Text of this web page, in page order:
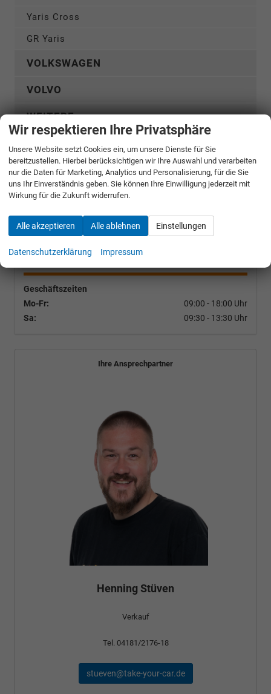
Yaris Cross
GR Yaris
VOLKSWAGEN
VOLVO
WEITERE
Konfigurator 2
take-your-car GmbH
D-21244Buchholz
Telefon:
04181/2176-0
E-Mail:
info@take-your-car.de
Geschäftszeiten
Mo-Fr:
09:00 - 18:00 Uhr
Sa:
09:30 - 13:30 Uhr
Ihre Ansprechpartner
Henning Stüven
Verkauf
Tel. 04181/2176-18
stueven@take-your-car.de
Wir respektieren Ihre Privatsphäre
Unsere Website setzt Cookies ein, um unsere Dienste für Sie
bereitzustellen. Hierbei berücksichtigen wir Ihre Auswahl und verarbeiten
nur die Daten für Marketing, Analytics und Personalisierung, für die Sie
uns Ihr Einverständnis geben. Sie können Ihre Einwilligung jederzeit mit
Wirkung für die Zukunft widerrufen.
Alle akzeptieren Alle ablehnen Einstellungen
Datenschutzerklärung Impressum